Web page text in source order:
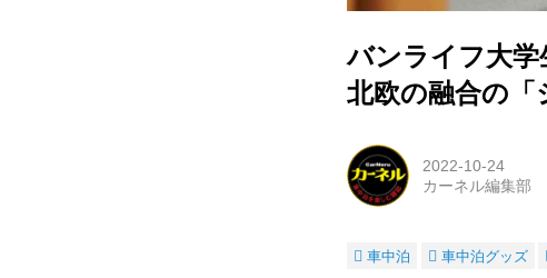
バンライフ大
北欧の融合の
2022-10-24
カーネル編集部
車中泊 車中泊グッズ